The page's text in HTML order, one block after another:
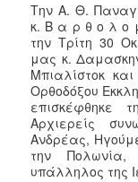
Την Α. Θ.
κ. Β α ρ θ ο λ ο
την Τρίτη 30
μας κ.
Μπιαλίστοκ
Ορθοδόξου
επισκέφθηκε
Αρχιερείς
Ανδρέας,
την
υπάλληλος της